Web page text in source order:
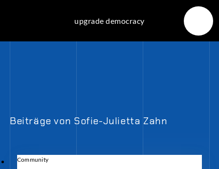
upgrade democracy
Beiträge von Sofie-Julietta Zahn
Community